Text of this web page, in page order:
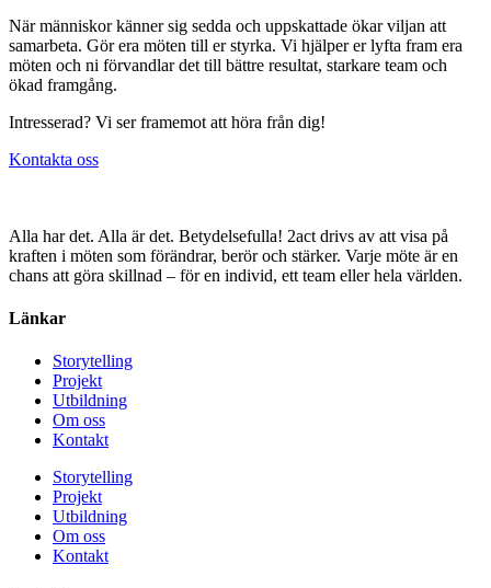
När människor känner sig sedda och uppskattade ökar viljan att
samarbeta. Gör era möten till er styrka. Vi hjälper er lyfta fram era
möten och ni förvandlar det till bättre resultat, starkare team och
ökad framgång.
Intresserad? Vi ser framemot att höra från dig!
Kontakta oss
Alla har det. Alla är det. Betydelsefulla! 2act drivs av att visa på
kraften i möten som förändrar, berör och stärker. Varje möte är en
chans att göra skillnad – för en individ, ett team eller hela världen.
Länkar
Storytelling
Projekt
Utbildning
Om oss
Kontakt
Storytelling
Projekt
Utbildning
Om oss
Kontakt